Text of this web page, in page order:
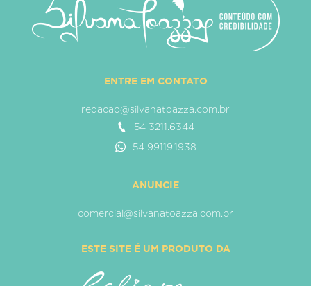
ENTRE EM CONTATO
redacao@silvanatoazza.com.br
54 3211.6344
54 99119.1938
ANUNCIE
comercial@silvanatoazza.com.br
ESTE SITE É UM PRODUTO DA